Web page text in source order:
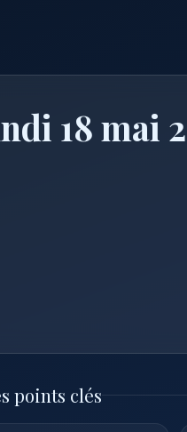
18 mai
points clés